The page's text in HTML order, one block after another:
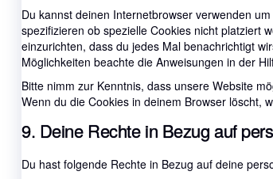
Du kannst deinen Internetbrowser verwenden
spezifizieren ob spezielle Cookies nicht platziert
einzurichten, dass du jedes Mal benachrichtigt
Möglichkeiten beachte die Anweisungen in der
Bitte nimm zur Kenntnis, dass unsere Website
Wenn du die Cookies in deinem Browser löscht,
9. Deine Rechte in Bezug auf
Du hast folgende Rechte in Bezug auf deine